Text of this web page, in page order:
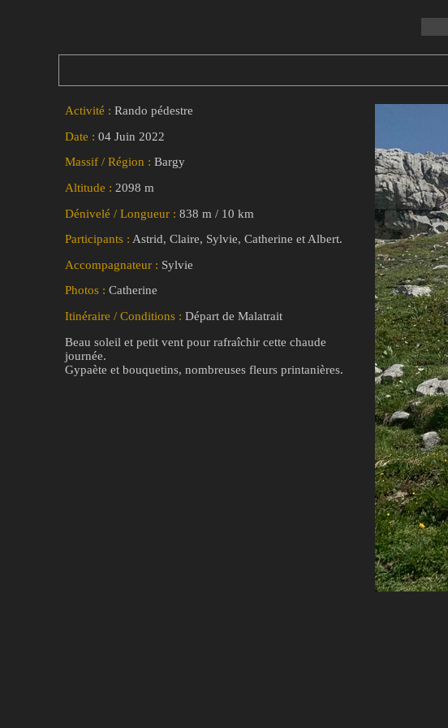
Activité : Rando pédestre
Date : 04 Juin 2022
Massif / Région : Bargy
Altitude : 2098 m
Dénivelé / Longueur : 838 m / 10 km
Participants : Astrid, Claire, Sylvie, Catherine et Albert.
Accompagnateur : Sylvie
Photos : Catherine
Itinéraire / Conditions : Départ de Malatrait
Beau soleil et petit vent pour rafraîchir cette chaude
journée.
Gypaète et bouquetins, nombreuses fleurs printanières.